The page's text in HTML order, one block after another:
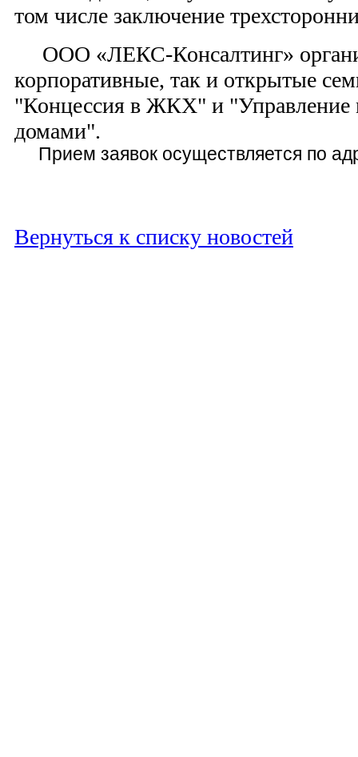
том числе заключение
ООО «ЛЕКС-Консалтинг»
корпоративные, так и открытые
"Концессия в ЖКХ" и "Управление
домами".
Прием заявок осуществляется по
Вернуться к списку новостей